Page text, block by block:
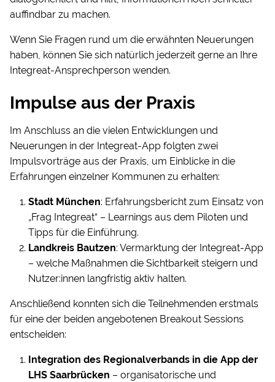
auffindbar zu machen.
Wenn Sie Fragen rund um die erwähnten Neuerungen
haben, können Sie sich natürlich jederzeit gerne an Ihre
Integreat-Ansprechperson wenden.
Impulse aus der Praxis
Im Anschluss an die vielen Entwicklungen und
Neuerungen in der Integreat-App folgten zwei
Impulsvorträge aus der Praxis, um Einblicke in die
Erfahrungen einzelner Kommunen zu erhalten:
Stadt München: Erfahrungsbericht zum Einsatz von
„Frag Integreat“ – Learnings aus dem Piloten und
Tipps für die Einführung.
Landkreis Bautzen: Vermarktung der Integreat-App
– welche Maßnahmen die Sichtbarkeit steigern und
Nutzer:innen langfristig aktiv halten.
Anschließend konnten sich die Teilnehmenden erstmals
für eine der beiden angebotenen Breakout Sessions
entscheiden:
Integration des Regionalverbands in die App der
LHS Saarbrücken – organisatorische und